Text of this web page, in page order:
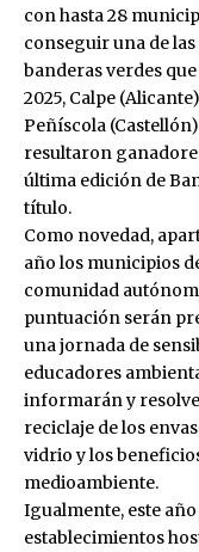
con hasta 28
conseguir una de las
banderas verdes
2025, Calpe
Peñíscola
resultaron
última edición de
título.
Como novedad,
año los municipios
comunidad
puntuación serán
una jornada de
educadores
informarán y
reciclaje de los
vidrio y los
medioambiente.
Igualmente, este
establecimientos